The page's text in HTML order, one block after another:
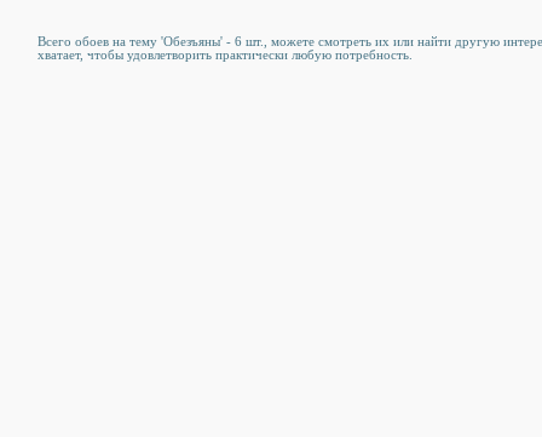
Всего обоев на тему 'Обезъяны' - 6 шт., можете смотреть их или найти другую
хватает, чтобы удовлетворить практически любую потребность.